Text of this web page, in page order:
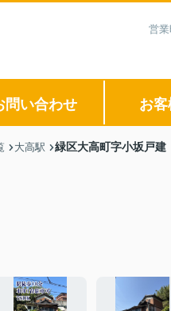
営
問い合わせ お
大高駅 緑区大高町字小坂戸建